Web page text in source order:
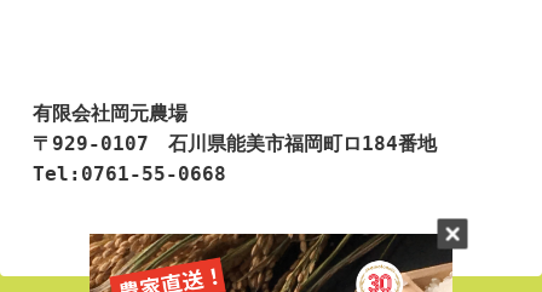
有限会社岡元農場
〒929-0107　石川県能美市福岡町ロ184番地
Tel:0761-55-0668